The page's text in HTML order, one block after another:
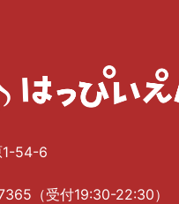
1-54-6
（受付19:30-22:30）